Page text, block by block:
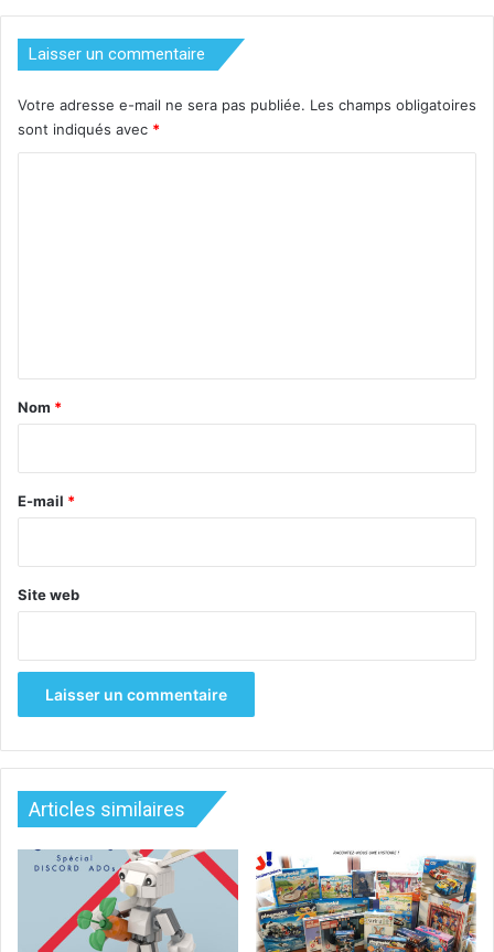
Laisser un commentaire
Votre adresse e-mail ne sera pas publiée. Les champs obligatoires
sont indiqués avec *
a
e
Nom *
E-mail *
Site web
Articles similaires